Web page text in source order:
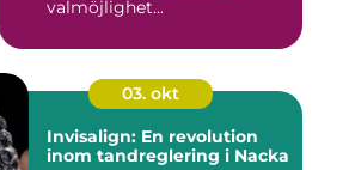
valmöjlighet...
03. okt
Invisalign: En revolution
inom tandreglering i Nacka